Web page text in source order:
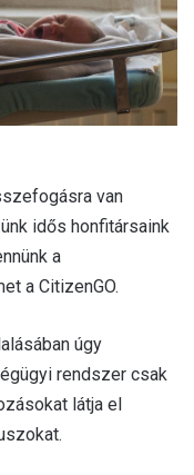
van
idős honfitársaink
a
a CitizenGO.
úgy
rendszer csak
látja el